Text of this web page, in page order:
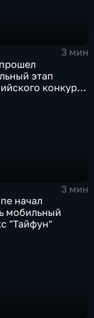
3 мин
этап
конкурса
3 мин
начал
мобильный
"Тайфун"